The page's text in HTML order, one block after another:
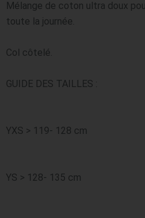
Mélange de coton ultra doux
toute la journée.
Col côtelé.
YXS > 119- 128 cm
YS > 128- 135 cm